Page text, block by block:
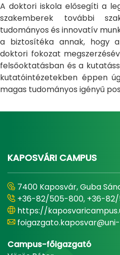
A doktori iskola elősegíti a
szakemberek további
tudományos és innovatív
a biztosítéka annak, hogy
doktori fokozat
felsőoktatásban és a
kutatóintézetekben éppen
magas tudományos igényű
KAPOSVÁRI CAMPUS
7400 Kaposvár, Guba
+36-82/505-800, +36-
https://
Campus-főigazgató